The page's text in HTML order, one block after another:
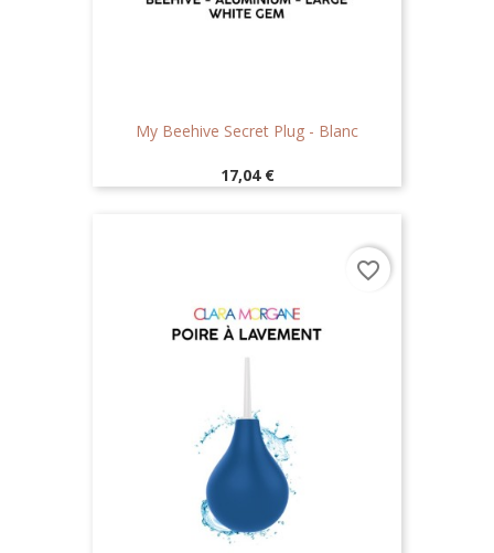
My Beehive Secret Plug - Blanc
Prix
17,04 €
favorite_border